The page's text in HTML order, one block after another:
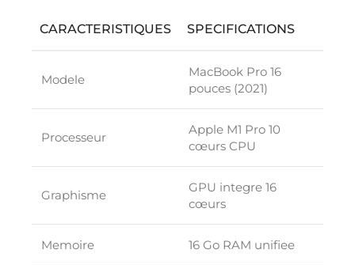
CARACTERISTIQUES SPECIFICATIONS
Modele
MacBook Pro 16
pouces (2021)
Processeur
Apple M1 Pro 10
cœurs CPU
Graphisme
GPU integre 16
cœurs
Memoire 16 Go RAM unifiee